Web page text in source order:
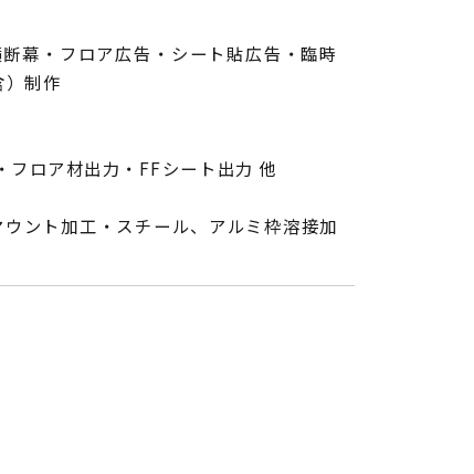
幕・フロア広告・シート貼広告・臨時
制作
ロア材出力・FFシート出力 他
ント加工・スチール、アルミ枠溶接加